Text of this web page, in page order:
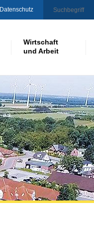
Datenschutz
Wirtschaft
und Arbeit